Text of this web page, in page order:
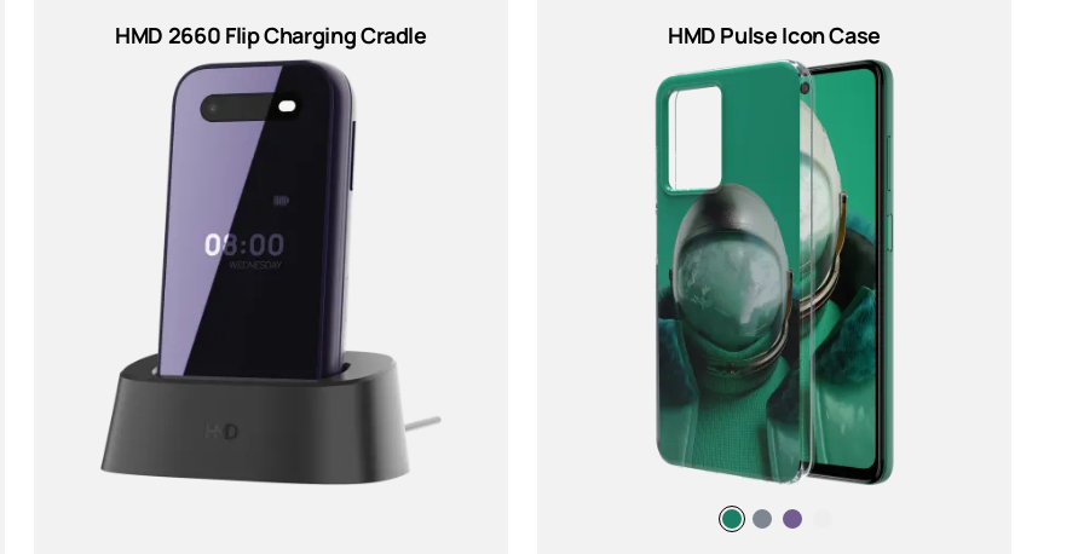
Telemóveis
básicos
Acessórios
Ofertas
HMD 2660 Flip Charging Cradle HMD Pulse Icon Case